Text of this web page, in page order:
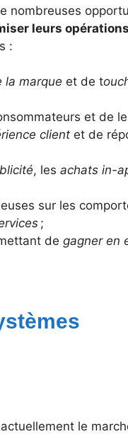
nombreuses
leurs opérations
:
la marque et de t
et de
client et de
, les achats in-
sur les
;
de gagner en
le